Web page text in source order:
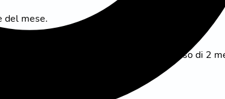
del mese.
Dopo di che, si applica un preavviso di 2